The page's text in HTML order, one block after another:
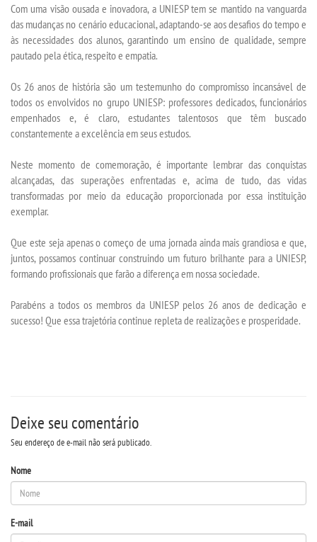
EDITAL
PUBLICAÇÕES
DESTAQUES
UNIESP NEWS
BLOG CONEXÃO UNIESP
LOGIN
Com uma visão ousada e inovadora, a UNIESP tem se mantido na vanguarda
das mudanças no cenário educacional, adaptando-se aos desafios do tempo e
às necessidades dos alunos, garantindo um ensino de qualidade, sempre
pautado pela ética, respeito e empatia.
Os 26 anos de história são um testemunho do compromisso incansável de
todos os envolvidos no grupo UNIESP: professores dedicados, funcionários
empenhados e, é claro, estudantes talentosos que têm buscado
constantemente a excelência em seus estudos.
Neste momento de comemoração, é importante lembrar das conquistas
alcançadas, das superações enfrentadas e, acima de tudo, das vidas
transformadas por meio da educação proporcionada por essa instituição
exemplar.
Que este seja apenas o começo de uma jornada ainda mais grandiosa e que,
juntos, possamos continuar construindo um futuro brilhante para a UNIESP,
formando profissionais que farão a diferença em nossa sociedade.
Parabéns a todos os membros da UNIESP pelos 26 anos de dedicação e
sucesso! Que essa trajetória continue repleta de realizações e prosperidade.
Deixe seu comentário
Seu endereço de e-mail não será publicado.
Nome
E-mail